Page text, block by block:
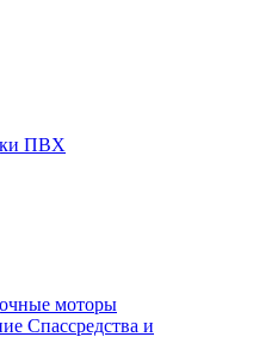
ПВХ
моторы
Спассредства и